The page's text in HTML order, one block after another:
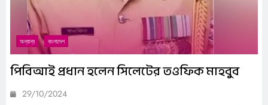
অন্যান্য বাংলাদেশ
পিবিআই প্রধান হলেন সিলেটের তওফিক মাহবুব
29/10/2024